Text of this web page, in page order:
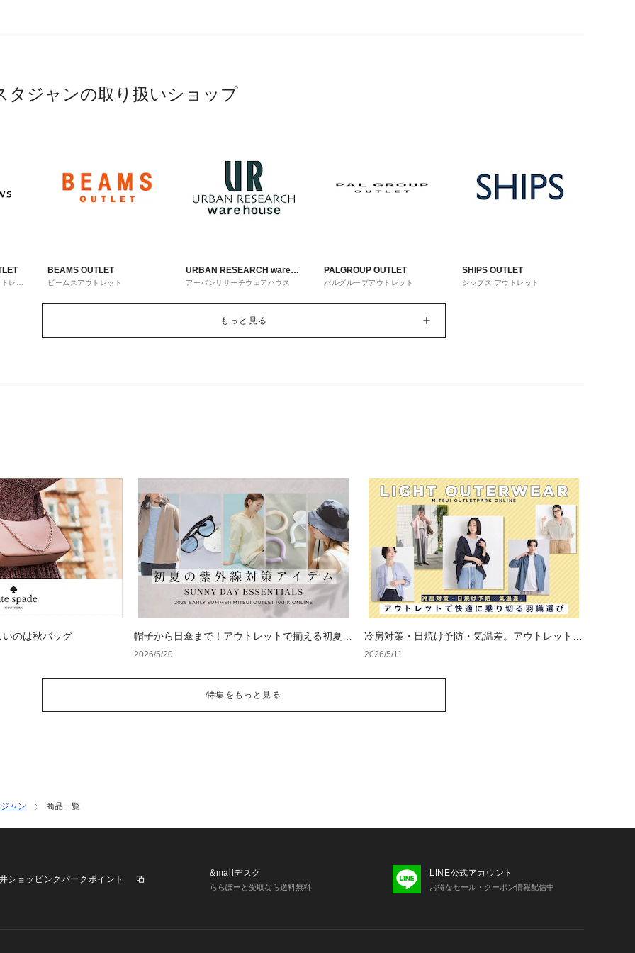
タジャンの取り扱いショップ
レッ
BEAMS OUTLET
ビームスアウトレット
URBAN RESEARCH ware
house
アーバンリサーチウェアハウス
PALGROUP OUTLET
パルグループアウトレット
SHIPS OUTLET
シップス アウトレット
もっと見る
のは秋バッグ
帽子から日傘まで！アウトレットで揃える初夏の
紫外線対策アイテム
2026/5/20
冷房対策・日焼け予防・気温差。アウトレットで
快適に乗り切る羽織り選び
2026/5/11
特集をもっと見る
ャン 商品一覧
ショッピングパークポイント
&mallデスク
ららぽーと受取なら送料無料
LINE公式アカウント
お得なセール・クーポン情報配信中